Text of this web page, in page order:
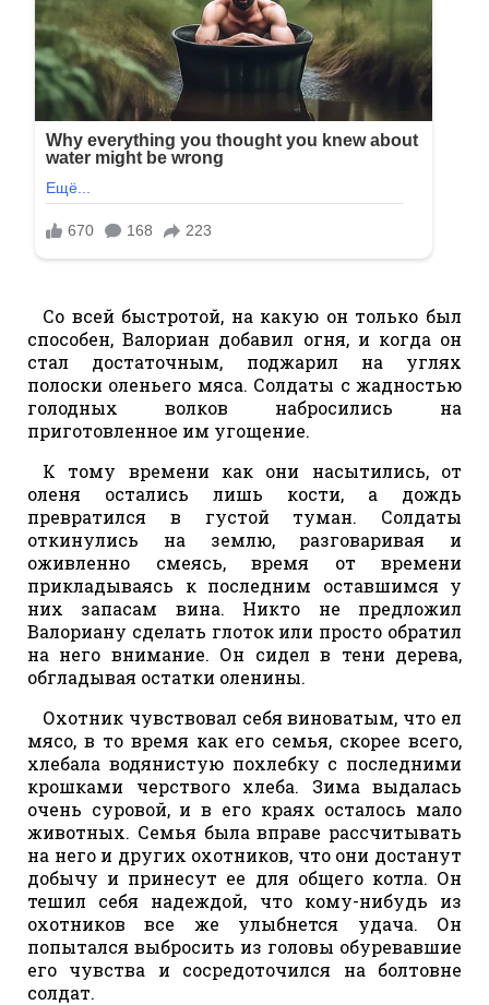
Со всей быстротой, на какую он только был
способен, Валориан добавил огня, и когда он
стал достаточным, поджарил на углях
полоски оленьего мяса. Солдаты с жадностью
голодных волков набросились на
приготовленное им угощение.
К тому времени как они насытились, от
оленя остались лишь кости, а дождь
превратился в густой туман. Солдаты
откинулись на землю, разговаривая и
оживленно смеясь, время от времени
прикладываясь к последним оставшимся у
них запасам вина. Никто не предложил
Валориану сделать глоток или просто обратил
на него внимание. Он сидел в тени дерева,
обгладывая остатки оленины.
Охотник чувствовал себя виноватым, что ел
мясо, в то время как его семья, скорее всего,
хлебала водянистую похлебку с последними
крошками черствого хлеба. Зима выдалась
очень суровой, и в его краях осталось мало
животных. Семья была вправе рассчитывать
на него и других охотников, что они достанут
добычу и принесут ее для общего котла. Он
тешил себя надеждой, что кому-нибудь из
охотников все же улыбнется удача. Он
попытался выбросить из головы обуревавшие
его чувства и сосредоточился на болтовне
солдат.